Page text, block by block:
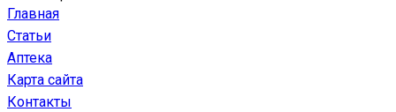
Главная
Статьи
Аптека
Карта сайта
Контакты